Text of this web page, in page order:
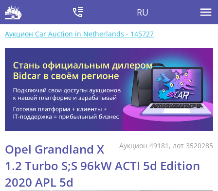
RU
Аукцион Car Auction in Netherlands - 145727
Аукцион 49181, лот 3520285
Opel Grandland X
1.2 Turbo S;S 96kW ACTI 5d Edition
2020 APL 5d